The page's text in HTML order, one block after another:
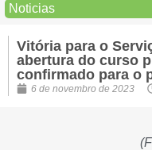
Noticias
Vitória para o
abertura do curso
confirmado para o
6 de novembro de 2023